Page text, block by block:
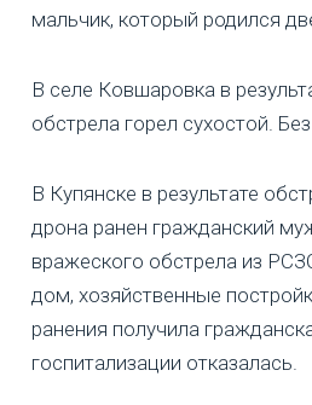
мальчик, который родился
В селе Ковшаровка в
обстрела горел сухостой.
В Купянске в результате
дрона ранен гражданский
вражеского обстрела из
дом, хозяйственные
ранения получила
госпитализации отказалась.